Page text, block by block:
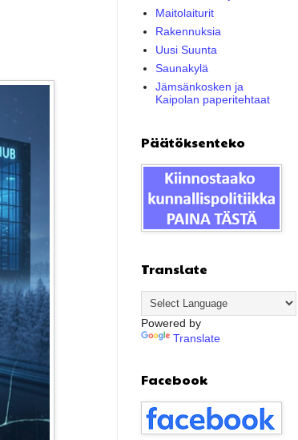
Maitolaiturit
Rakennuksia
Uusi Suunta
Saunakylä
Jämsänkosken ja
Kaipolan paperitehtaat
Päätöksenteko
Translate
Powered by
Translate
Facebook